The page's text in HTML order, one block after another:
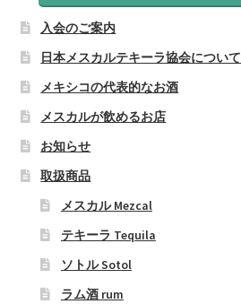
入会のご案内
日本メスカルテキーラ協会について
メキシコの代表的なお酒
メスカルが飲めるお店
お知らせ
取扱商品
メスカル Mezcal
テキーラ Tequila
ソトル Sotol
ラム酒 rum